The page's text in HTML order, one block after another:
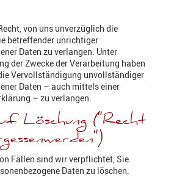
von uns unverzüglich die
betreffender unrichtiger
Daten zu verlangen. Unter
der Zwecke der Verarbeitung haben
Vervollständigung unvollständiger
Daten – auch mittels einer
– zu verlangen.
Löschung ("Recht
Fällen sind wir verpflichtet, Sie
Daten zu löschen.